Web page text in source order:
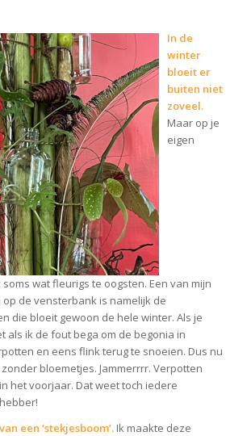
In de
winter
bloeit er
buiten niet
zoveel.
Maar op je
eigen
wat fleurigs te oogsten. Een van mijn
de vensterbank is namelijk de
die bloeit gewoon de hele winter. Als je
als ik de fout bega om de begonia in
en eens flink terug te snoeien. Dus nu
bloemetjes. Jammerrrr. Verpotten
het voorjaar. Dat weet toch iedere
een ‘stekjesboom’. Ik maakte deze